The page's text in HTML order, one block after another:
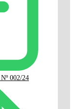
002/24